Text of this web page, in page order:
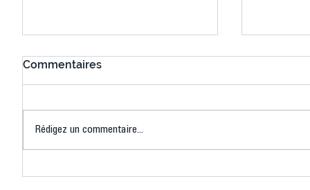
Ping ? Quand le tennis de
termine
Commentaires
Rédigez un commentaire...